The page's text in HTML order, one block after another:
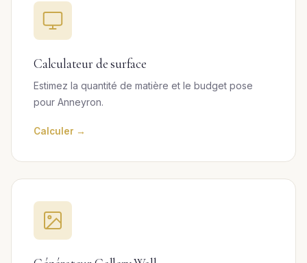
Calculateur de surface
Estimez la quantité de matière et le budget pose
pour Anneyron.
Calculer →